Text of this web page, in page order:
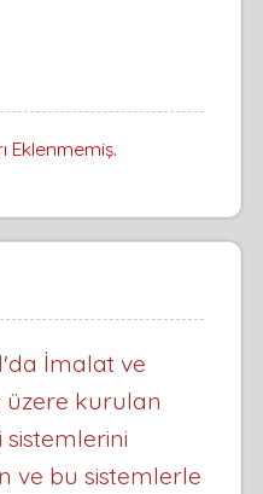
Eklenmemiş.
İmalat ve
kurulan
sistemlerini
ve bu sistemlerle